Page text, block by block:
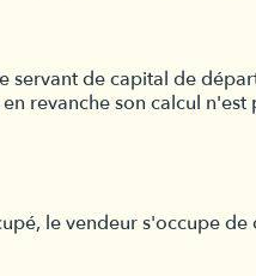
de capital de
revanche son calcul
le vendeur s'occupe